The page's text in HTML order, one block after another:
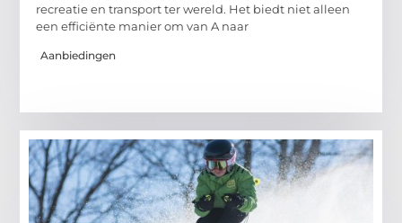
recreatie en transport ter wereld. Het biedt niet alleen
een efficiënte manier om van A naar
Aanbiedingen